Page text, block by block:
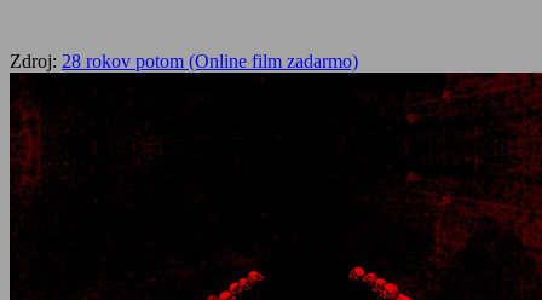
Zdroj: 28 rokov potom (Online film zadarmo)